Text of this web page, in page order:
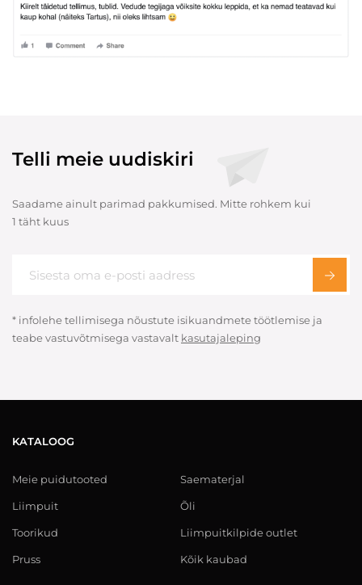
Telli meie uudiskiri
Saadame ainult parimad pakkumised. Mitte rohkem kui
1 täht kuus
* infolehe tellimisega nõustute isikuandmete töötlemise ja
teabe vastuvõtmisega vastavalt kasutajaleping
KATALOOG
Meie puidutooted
Liimpuit
Toorikud
Pruss
Saematerjal
Õli
Liimpuitkilpide outlet
Kõik kaubad